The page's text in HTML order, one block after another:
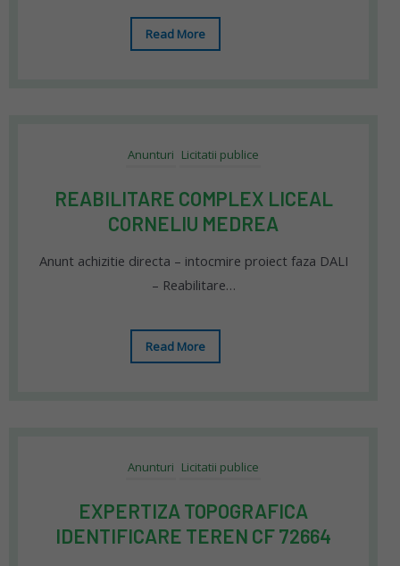
Read More
Anunturi Licitatii publice
REABILITARE COMPLEX LICEAL
CORNELIU MEDREA
Anunt achizitie directa – intocmire proiect faza DALI
– Reabilitare…
Read More
Anunturi Licitatii publice
EXPERTIZA TOPOGRAFICA
IDENTIFICARE TEREN CF 72664